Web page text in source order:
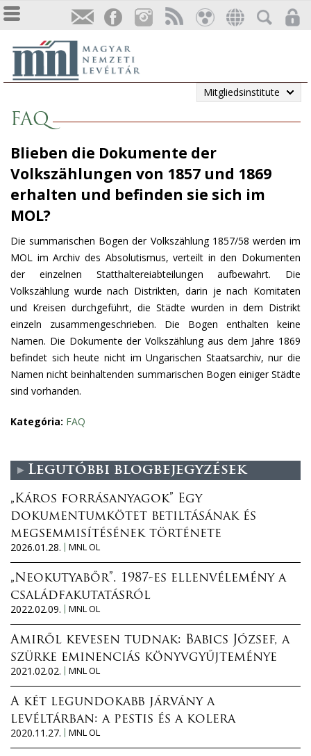
Mitgliedsinstitute
FAQ
Blieben die Dokumente der
Volkszählungen von 1857 und 1869
erhalten und befinden sie sich im
MOL?
Die summarischen Bogen der Volkszählung 1857/58 werden im
MOL im Archiv des Absolutismus, verteilt in den Dokumenten
der einzelnen Statthaltereiabteilungen aufbewahrt. Die
Volkszählung wurde nach Distrikten, darin je nach Komitaten
und Kreisen durchgeführt, die Städte wurden in dem Distrikt
einzeln zusammengeschrieben. Die Bogen enthalten keine
Namen. Die Dokumente der Volkszählung aus dem Jahre 1869
befindet sich heute nicht im Ungarischen Staatsarchiv, nur die
Namen nicht beinhaltenden summarischen Bogen einiger Städte
sind vorhanden.
Kategória: FAQ
Legutóbbi blogbejegyzések
„Káros forrásanyagok” Egy
dokumentumkötet betiltásának és
megsemmisítésének története
2026.01.28.
MNL OL
„Neokutyabőr”. 1987-es ellenvélemény a
családfakutatásról
2022.02.09.
MNL OL
Amiről kevesen tudnak: Babics József, a
szürke eminenciás könyvgyűjteménye
2021.02.02.
MNL OL
A két legundokabb járvány a
levéltárban: a pestis és a kolera
2020.11.27.
MNL OL